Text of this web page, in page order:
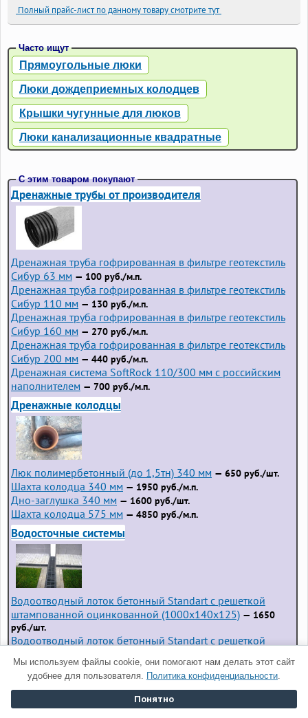
Полный прайс-лист по данному товару смотрите тут
Часто ищут
Прямоугольные люки
Люки дождеприемных колодцев
Крышки чугунные для люков
Люки канализационные квадратные
С этим товаром покупают
Дренажные трубы от производителя
Дренажная труба гофрированная в фильтре геотекстиль
Сибур 63 мм — 100 руб./м.п.
Дренажная труба гофрированная в фильтре геотекстиль
Сибур 110 мм — 130 руб./м.п.
Дренажная труба гофрированная в фильтре геотекстиль
Сибур 160 мм — 270 руб./м.п.
Дренажная труба гофрированная в фильтре геотекстиль
Сибур 200 мм — 440 руб./м.п.
Дренажная система SoftRock 110/300 мм с российским
наполнителем — 700 руб./м.п.
Дренажные колодцы
Люк полимербетонный (до 1,5тн) 340 мм — 650 руб./шт.
Шахта колодца 340 мм — 1950 руб./м.п.
Дно-заглушка 340 мм — 1600 руб./шт.
Шахта колодца 575 мм — 4850 руб./м.п.
Водосточные системы
Водоотводный лоток бетонный Standart с решеткой
штампованной оцинкованной (1000x140x125) — 1650
руб./шт.
Водоотводный лоток бетонный Standart с решеткой
Дождеприемники
Мы используем файлы cookie, они помогают нам делать этот сайт
удобнее для пользователя. Политика конфиденциальности.
Понятно